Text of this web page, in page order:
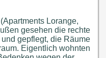
Lorange,
gesehen die rechte
gepflegt, die Räume
Eigentlich wohnten